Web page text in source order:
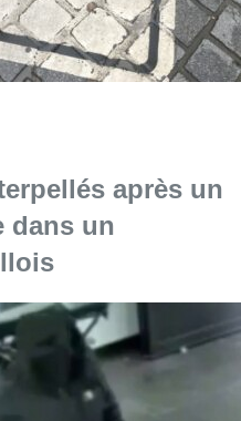
"Deux mineurs